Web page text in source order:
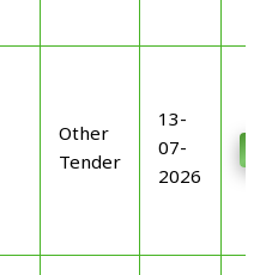
Other
Tender
13-
07-
2026